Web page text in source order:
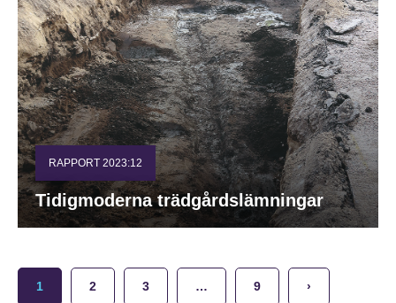
RAPPORT 2023:12
Tidigmoderna trädgårdslämningar
1 2 3 … 9 ›